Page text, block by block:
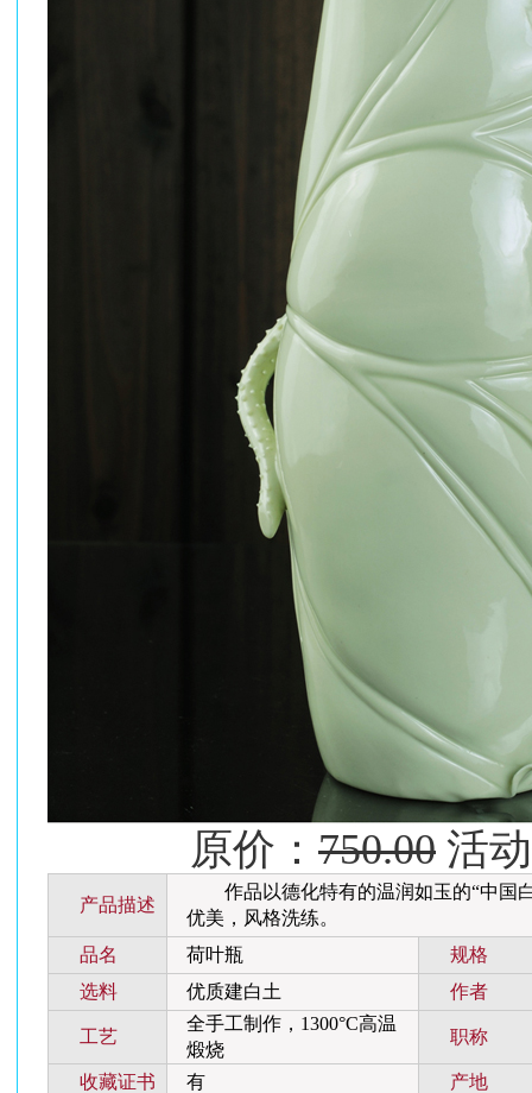
原价： 750.00 活
产品描述
作品以德化特有的温润如玉的“中国
优美，风格洗练。
品名
荷叶瓶
规格
选料
优质建白土 作者
工艺
全手工制作，1300°C高温
煅烧
职称
收藏证书 有 产地